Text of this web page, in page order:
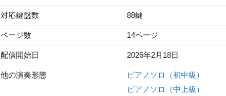
対応鍵盤数 88鍵
ページ数 14ページ
配信開始日 2026年2月18日
他の演奏形態
ピアノソロ（初中級）
ピアノソロ（中上級）